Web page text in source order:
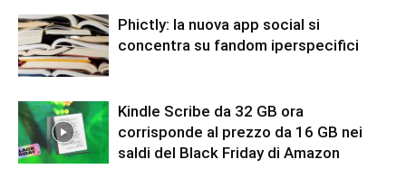
Phictly: la nuova app social si
concentra su fandom iperspecifici
Kindle Scribe da 32 GB ora
corrisponde al prezzo da 16 GB nei
saldi del Black Friday di Amazon